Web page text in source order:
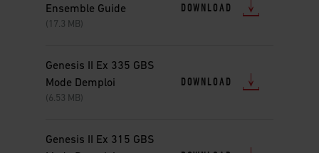
Ensemble Guide
(17.3 MB)
DOWNLOAD
Genesis II Ex 335 GBS
Mode Demploi
(6.53 MB)
DOWNLOAD
Genesis II Ex 315 GBS